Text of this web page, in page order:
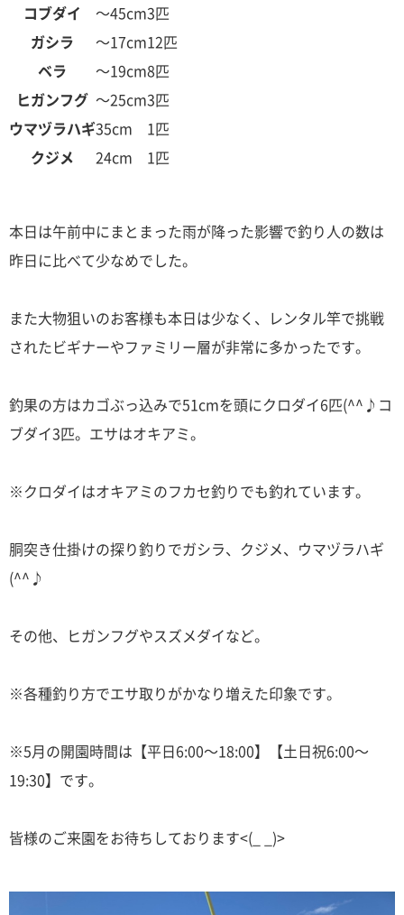
コブダイ
～45cm3匹
ガシラ
～17cm12匹
ベラ
～19cm8匹
ヒガンフグ ～25cm3匹
ウマヅラハギ35cm
1匹
クジメ
24cm 1匹
本日は午前中にまとまった雨が降った影響で釣り人の数は
昨日に比べて少なめでした。
また大物狙いのお客様も本日は少なく、レンタル竿で挑戦
されたビギナーやファミリー層が非常に多かったです。
釣果の方はカゴぶっ込みで51cmを頭にクロダイ6匹(^^♪コ
ブダイ3匹。エサはオキアミ。
※クロダイはオキアミのフカセ釣りでも釣れています。
胴突き仕掛けの探り釣りでガシラ、クジメ、ウマヅラハギ
(^^♪
その他、ヒガンフグやスズメダイなど。
※各種釣り方でエサ取りがかなり増えた印象です。
※5月の開園時間は【平日6:00～18:00】【土日祝6:00～
19:30】です。
皆様のご来園をお待ちしております<(_ _)>